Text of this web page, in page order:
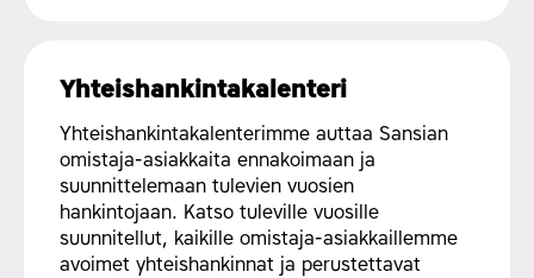
Yhteishankintakalenteri
Yhteishankintakalenterimme auttaa Sansian
omistaja-asiakkaita ennakoimaan ja
suunnittelemaan tulevien vuosien
hankintojaan. Katso tuleville vuosille
suunnitellut, kaikille omistaja-asiakkaillemme
avoimet yhteishankinnat ja perustettavat